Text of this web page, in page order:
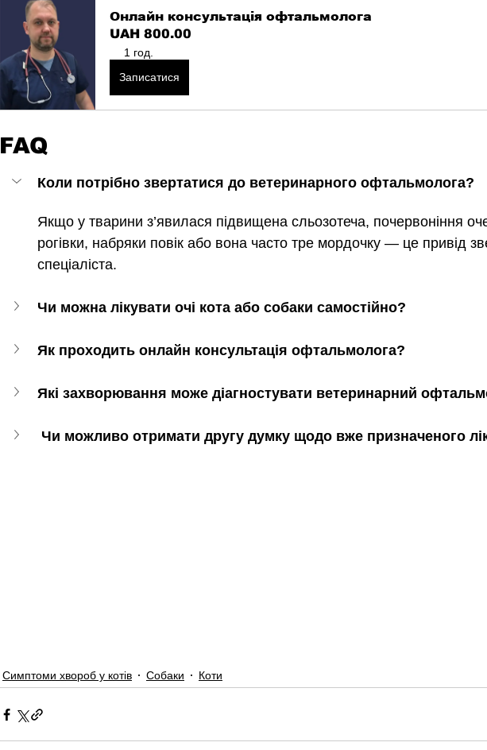
Онлайн консультація офтальмолога
UAH 800.00
1 год.
Записатися
FAQ
Коли потрібно звертатися до ветеринарного офтальмолога?
Якщо у тварини з’явилася підвищена сльозотеча, почервоніння
рогівки, набряки повік або вона часто тре мордочку — це привід
спеціаліста.
Чи можна лікувати очі кота або собаки самостійно?
Як проходить онлайн консультація офтальмолога?
Які захворювання може діагностувати ветеринарний
Чи можливо отримати другу думку щодо вже призначеного
Симптоми хвороб у котів Собаки Коти